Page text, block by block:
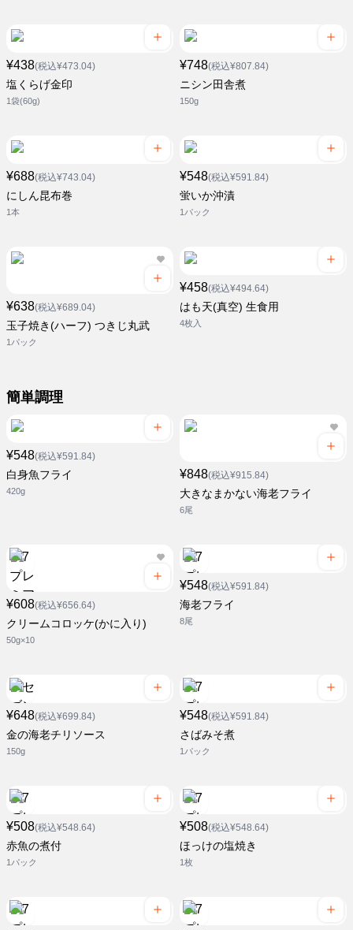
¥438(税込¥473.04)
塩くらげ金印
1袋(60g)
¥748(税込¥807.84)
ニシン田舎煮
150g
¥688(税込¥743.04)
にしん昆布巻
1本
¥548(税込¥591.84)
蛍いか沖漬
1パック
¥638(税込¥689.04)
玉子焼き(ハーフ) つきじ丸武
1パック
¥458(税込¥494.64)
はも天(真空) 生食用
4枚入
簡単調理
¥548(税込¥591.84)
白身魚フライ
420g
¥848(税込¥915.84)
大きなまかない海老フライ
6尾
¥608(税込¥656.64)
クリームコロッケ(かに入り)
50g×10
¥548(税込¥591.84)
海老フライ
8尾
¥648(税込¥699.84)
金の海老チリソース
150g
¥548(税込¥591.84)
さばみそ煮
1パック
¥508(税込¥548.64)
赤魚の煮付
1パック
¥508(税込¥548.64)
ほっけの塩焼き
1枚